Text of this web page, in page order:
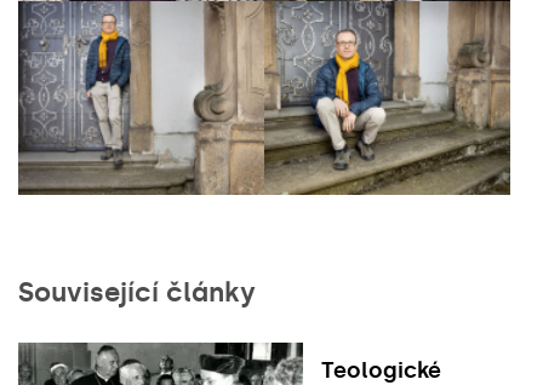
Související články
Teologické